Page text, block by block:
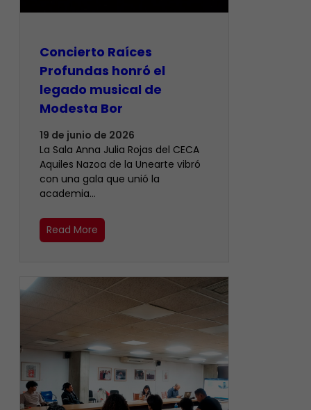
​Concierto Raíces
Profundas honró el
legado musical de
Modesta Bor
19 de junio de 2026
La Sala Anna Julia Rojas del CECA
Aquiles Nazoa de la Unearte vibró
con una gala que unió la
academia…
Read More